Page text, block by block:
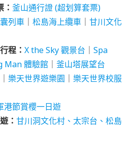
： 釜山通行證 (超划算套票)
列車 松島海上纜車
甘川文化
程： X the Sky 觀景台
Spa
Man 體驗館
釜山塔展望台
樂天世界遊樂園
樂天世界校服
港節賞櫻一日遊
： 甘川洞文化村、太宗台、松島